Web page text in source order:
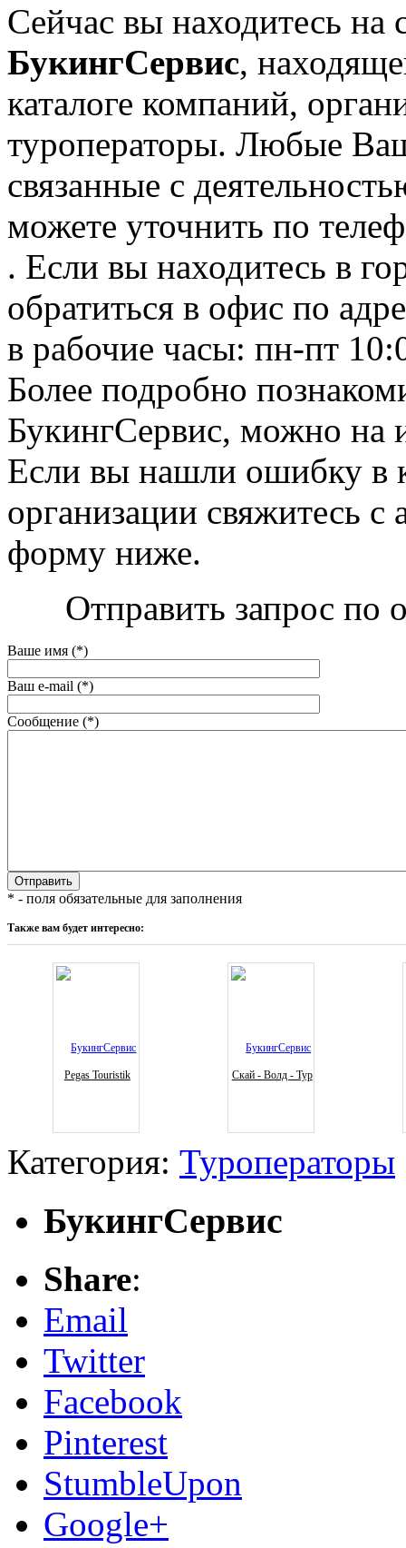
Сейчас вы находитесь на
БукингСервис,
каталоге компаний,
туроператоры. Любые
связанные с
можете уточнить по
. Если вы находитесь в
обратиться в офис по
в рабочие часы: пн-пт
Более подробно
БукингСервис, можно на
Если вы нашли ошибку в
организации свяжитесь
форму ниже.
Отправить запрос по
Ваше имя (*)
Ваш e-mail (*)
Сообщение (*)
* - поля обязательные для заполнения
Также вам будет интересно:
Pegas Touristik Скай - Волд - Тур
Категория: Туроператоры
БукингСервис
Share:
Email
Twitter
Facebook
Pinterest
StumbleUpon
Google+